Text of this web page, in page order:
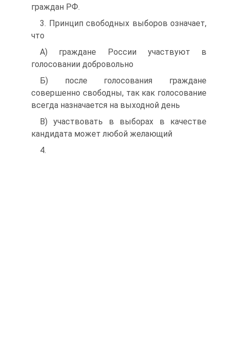
граждан РФ.
3. Принцип свободных выборов означает,
что
A) граждане России участвуют в
голосовании добровольно
Б) после голосования граждане
совершенно свободны, так как голосование
всегда назначается на выходной день
B) участвовать в выборах в качестве
кандидата может любой желающий
4.